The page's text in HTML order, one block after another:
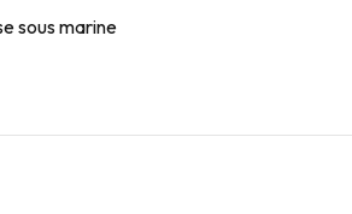
sous marine